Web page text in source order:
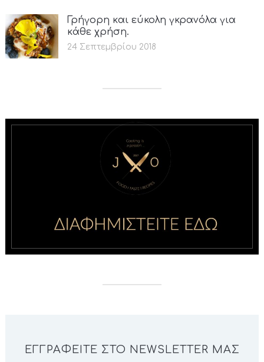
Γρήγορη και εύκολη γκρανόλα για
κάθε χρήση.
24 Σεπτεμβρίου 2018
ΕΓΓΡΑΦΕΊΤΕ ΣΤΟ NEWSLETTER ΜΑΣ